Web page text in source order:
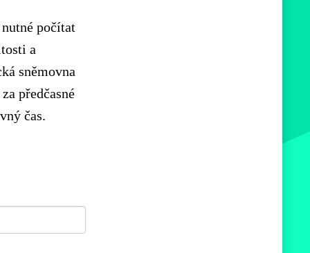
počítat
a
sněmovna
předčasné
čas.